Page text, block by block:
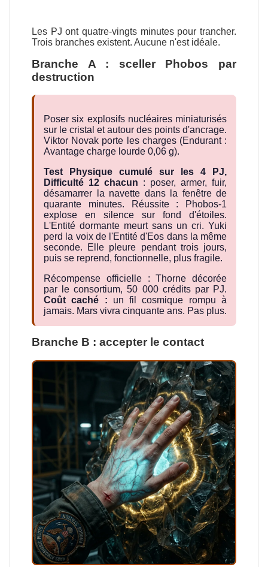
Les PJ ont quatre-vingts minutes pour trancher.
Trois branches existent. Aucune n'est idéale.
Branche A : sceller Phobos par
destruction
Poser six explosifs nucléaires miniaturisés
sur le cristal et autour des points d'ancrage.
Viktor Novak porte les charges (Endurant :
Avantage charge lourde 0,06 g).
Test Physique cumulé sur les 4 PJ,
Difficulté 12 chacun : poser, armer, fuir,
désamarrer la navette dans la fenêtre de
quarante minutes. Réussite : Phobos-1
explose en silence sur fond d'étoiles.
L'Entité dormante meurt sans un cri. Yuki
perd la voix de l'Entité d'Eos dans la même
seconde. Elle pleure pendant trois jours,
puis se reprend, fonctionnelle, plus fragile.
Récompense officielle : Thorne décorée
par le consortium, 50 000 crédits par PJ.
Coût caché : un fil cosmique rompu à
jamais. Mars vivra cinquante ans. Pas plus.
Branche B : accepter le contact